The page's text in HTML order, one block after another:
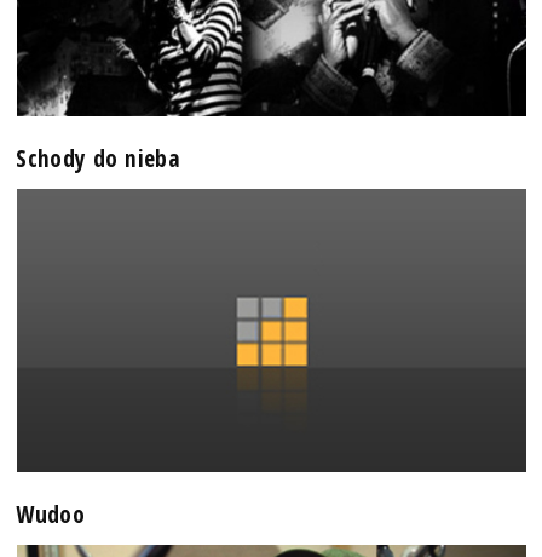
Schody do nieba
Wudoo